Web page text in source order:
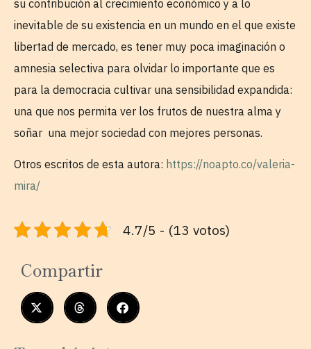
su contribución al crecimiento económico y a lo
inevitable de su existencia en un mundo en el que existe
libertad de mercado, es tener muy poca imaginación o
amnesia selectiva para olvidar lo importante que es
para la democracia cultivar una sensibilidad expandida:
una que nos permita ver los frutos de nuestra alma y
soñar una mejor sociedad con mejores personas.
Otros escritos de esta autora: https://noapto.co/valeria-
mira/
4.7/5 - (13 votos)
Compartir